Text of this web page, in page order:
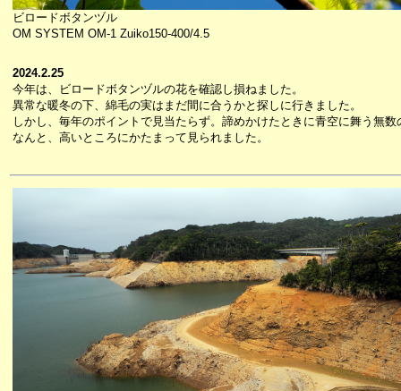
ビロードボタンヅル
OM SYSTEM OM-1 Zuiko150-400/4.5
2024.2.25
今年は、ビロードボタンヅルの花を確認し損ねました。
異常な暖冬の下、綿毛の実はまだ間に合うかと探しに行きました。
しかし、毎年のポイントで見当たらず。諦めかけたときに青空に舞う無
なんと、高いところにかたまって見られました。